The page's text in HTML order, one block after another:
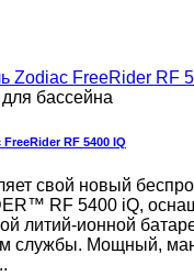
бассейна
RF 5400 IQ
свой новый
RF 5400 iQ,
литий-ионной
службы. Мощный,